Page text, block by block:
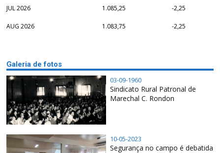
JUL 2026 1.085,25 -2,25
AUG 2026 1.083,75 -2,25
Galeria de fotos
03-09-1960
Sindicato Rural Patronal de
Marechal C. Rondon
10-05-2023
Segurança no campo é debatida